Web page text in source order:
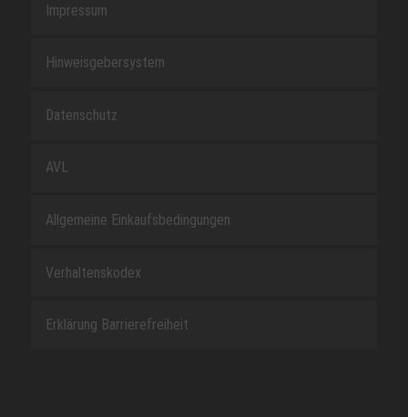
Impressum
Hinweisgebersystem
Datenschutz
AVL
Allgemeine Einkaufsbedingungen
Verhaltenskodex
Erklärung Barrierefreiheit